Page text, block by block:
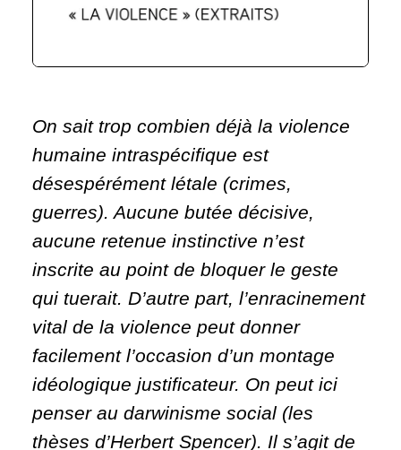
On sait trop combien déjà la violence
humaine intraspécifique est
désespérément létale (crimes,
guerres). Aucune butée décisive,
aucune retenue instinctive n’est
inscrite au point de bloquer le geste
qui tuerait. D’autre part, l’enracinement
vital de la violence peut donner
facilement l’occasion d’un montage
idéologique justificateur. On peut ici
penser au darwinisme social (les
thèses d’Herbert Spencer). Il s’agit de